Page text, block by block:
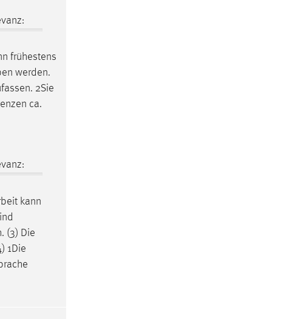
frühestens
werden.
2Sie
ca.
kann
(3) Die
1Die